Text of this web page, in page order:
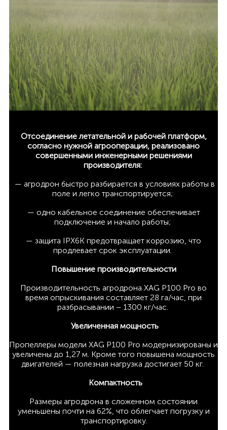
Отсоединение летательной и рабочей платформ,
согласно нужной агрооперации, реализовано
совершенными инженерными решениями
производителя:
— агродрон быстро разбирается в условиях работы в
поле и легко транспортируется;
— одно кабельное соединение обеспечивает
подключение и начало работы;
— защита IPX6K предотвращает коррозию, что
продлевает срок эксплуатации.
Повышение производительности
Производительность агродрона XAG P100 Pro во
время опрыскивания составляет 28 га/час, при
разбрасывании – 1300 кг/час.
Увеличенная мощность
Пропеллеры модели XAG P100 Pro модернизированы и
увеличены до 1,27 м. Кроме того повышена мощность
двигателей — полезная нагрузка достигает 50 кг.
Компактность
Размеры агродрона в сложенном состоянии
уменьшены почти на 62%, что облегчает погрузку и
транспортировку.